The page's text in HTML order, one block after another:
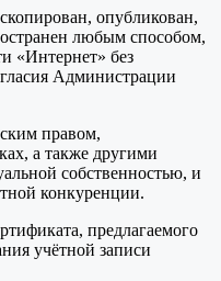
опубликован,
любым способом,
«Интернет» без
Администрации
правом,
а также другими
собственностью, и
конкуренции.
предлагаемого
учётной записи